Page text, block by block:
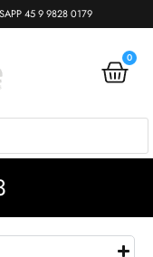
45 9 9828 0179
0